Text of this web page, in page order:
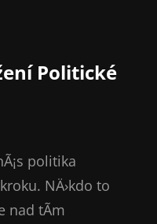
Politické
politika
NÄ›kdo to
nad tÃ­m